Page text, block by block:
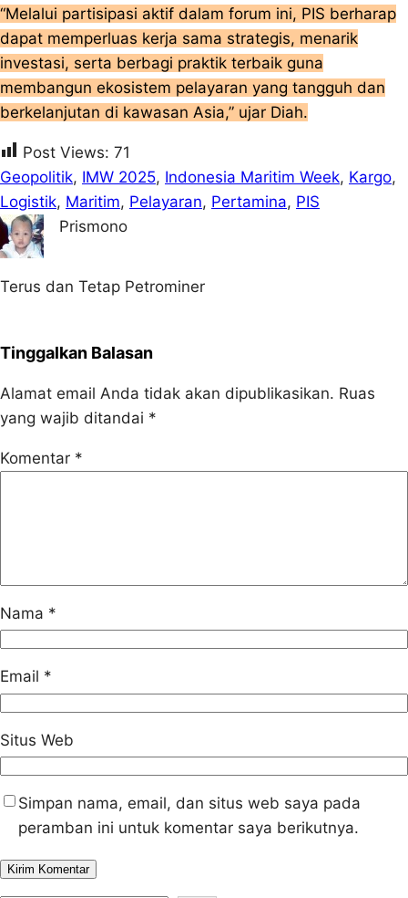
“Melalui partisipasi aktif dalam forum ini, PIS berharap
dapat memperluas kerja sama strategis, menarik
investasi, serta berbagi praktik terbaik guna
membangun ekosistem pelayaran yang tangguh dan
berkelanjutan di kawasan Asia,” ujar Diah.
Post Views: 71
Geopolitik, IMW 2025, Indonesia Maritim Week, Kargo
Logistik, Maritim, Pelayaran, Pertamina, PIS
Prismono
Terus dan Tetap Petrominer
Tinggalkan Balasan
Alamat email Anda tidak akan dipublikasikan. Ruas
yang wajib ditandai *
Komentar *
Nama *
Email *
Situs Web
Simpan nama, email, dan situs web saya pada
peramban ini untuk komentar saya berikutnya.